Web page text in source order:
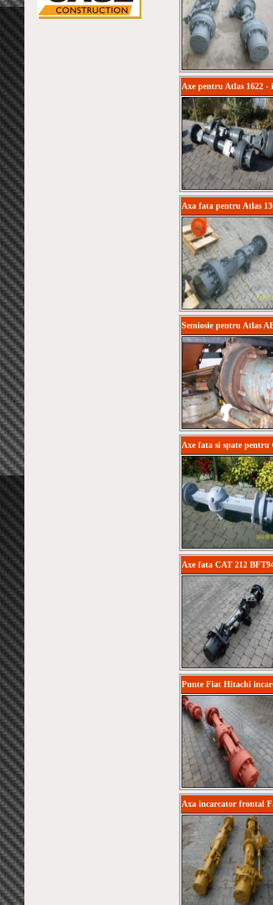
Axe pentru Atlas 1622 -
Axa fata pentru Atlas
Semiosie pentru Atlas
Axe fata si spate
Axe fata CAT 212
Punte Fiat Hitachi
Axa incarcator frontal